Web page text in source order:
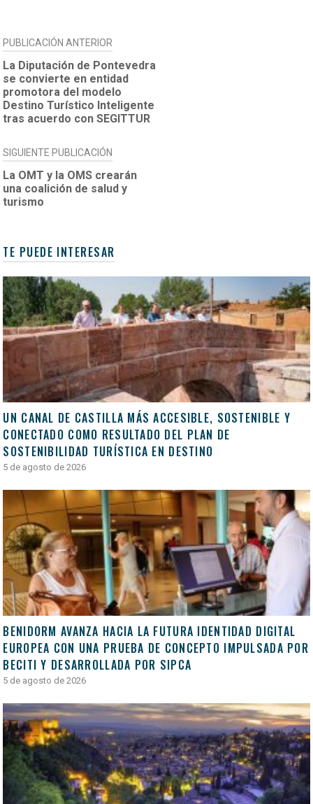
NAVEGACIÓN
DE
ENTRADAS
PUBLICACIÓN ANTERIOR
La Diputación de Pontevedra
se convierte en entidad
promotora del modelo
Destino Turístico Inteligente
tras acuerdo con SEGITTUR
SIGUIENTE PUBLICACIÓN
La OMT y la OMS crearán
una coalición de salud y
turismo
TE PUEDE INTERESAR
UN CANAL DE CASTILLA MÁS ACCESIBLE, SOSTENIBLE Y
CONECTADO COMO RESULTADO DEL PLAN DE
SOSTENIBILIDAD TURÍSTICA EN DESTINO
5 de agosto de 2026
BENIDORM AVANZA HACIA LA FUTURA IDENTIDAD DIGITAL
EUROPEA CON UNA PRUEBA DE CONCEPTO IMPULSADA POR
BECITI Y DESARROLLADA POR SIPCA
5 de agosto de 2026